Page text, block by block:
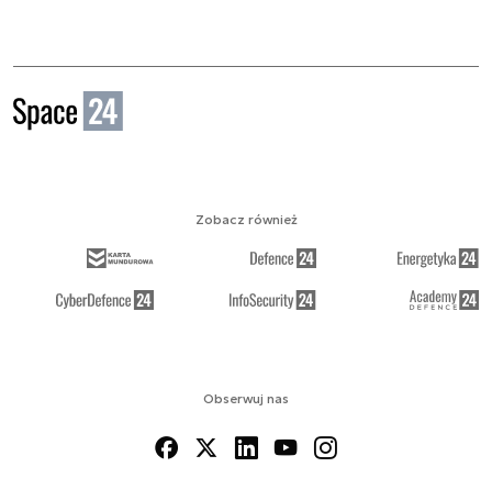
Obserwuj nas
Zobacz również